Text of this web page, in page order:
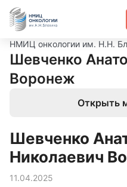
НМИЦ онкологии им. Н.Н.
Шевченко
Воронеж
Открыть
Шевченко
Николаевич
11.04.2025